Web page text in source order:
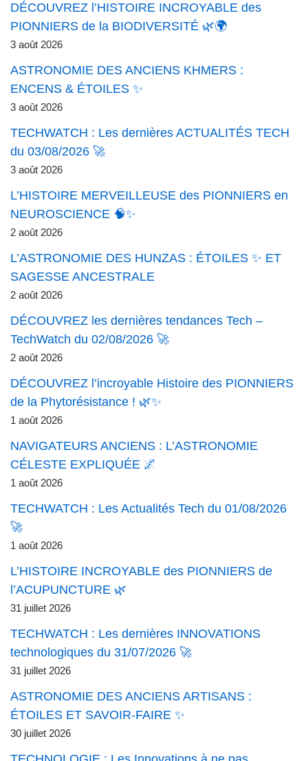
DÉCOUVREZ l’HISTOIRE INCROYABLE des
PIONNIERS de la BIODIVERSITÉ 🌿🌍
3 août 2026
ASTRONOMIE DES ANCIENS KHMERS :
ENCENS & ÉTOILES ✨
3 août 2026
TECHWATCH : Les dernières ACTUALITÉS TECH
du 03/08/2026 🚀
3 août 2026
L’HISTOIRE MERVEILLEUSE des PIONNIERS en
NEUROSCIENCE 🧠✨
2 août 2026
L’ASTRONOMIE DES HUNZAS : ÉTOILES ✨ ET
SAGESSE ANCESTRALE
2 août 2026
DÉCOUVREZ les dernières tendances Tech –
TechWatch du 02/08/2026 🚀
2 août 2026
DÉCOUVREZ l’incroyable Histoire des PIONNIERS
de la Phytorésistance ! 🌿✨
1 août 2026
NAVIGATEURS ANCIENS : L’ASTRONOMIE
CÉLESTE EXPLIQUÉE 🌌
1 août 2026
TECHWATCH : Les Actualités Tech du 01/08/2026
🚀
1 août 2026
L’HISTOIRE INCROYABLE des PIONNIERS de
l’ACUPUNCTURE 🌿
31 juillet 2026
TECHWATCH : Les dernières INNOVATIONS
technologiques du 31/07/2026 🚀
31 juillet 2026
ASTRONOMIE DES ANCIENS ARTISANS :
ÉTOILES ET SAVOIR-FAIRE ✨
30 juillet 2026